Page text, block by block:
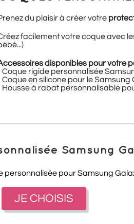
du plaisir à créer votre
facilement votre coque avec
disponibles pour votre
Coque rigide personnalisée
Coque en silicone pour le Samsung
Housse à rabat personnalisable
Samsung
personnalisée pour Samsung
JE CHOISIS